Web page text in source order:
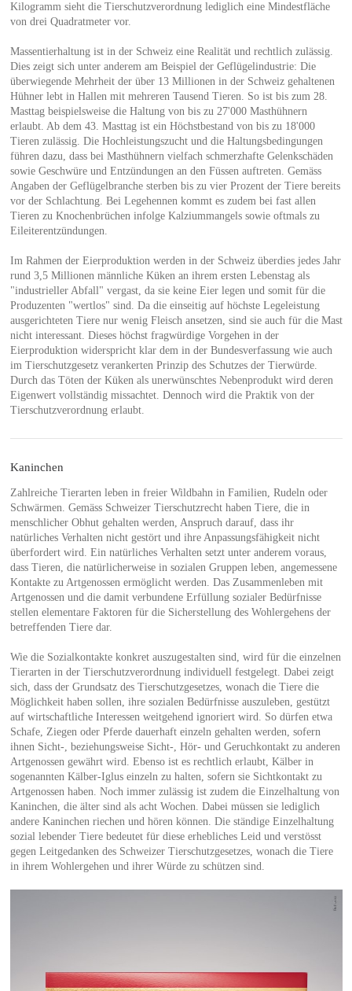
Kilogramm sieht die Tierschutzverordnung lediglich eine Mindestfläche
von drei Quadratmeter vor.
Massentierhaltung ist in der Schweiz eine Realität und rechtlich zulässig.
Dies zeigt sich unter anderem am Beispiel der Geflügelindustrie: Die
überwiegende Mehrheit der über 13 Millionen in der Schweiz gehaltenen
Hühner lebt in Hallen mit mehreren Tausend Tieren. So ist bis zum 28.
Masttag beispielsweise die Haltung von bis zu 27'000 Masthühnern
erlaubt. Ab dem 43. Masttag ist ein Höchstbestand von bis zu 18'000
Tieren zulässig. Die Hochleistungszucht und die Haltungsbedingungen
führen dazu, dass bei Masthühnern vielfach schmerzhafte Gelenkschäden
sowie Geschwüre und Entzündungen an den Füssen auftreten. Gemäss
Angaben der Geflügelbranche sterben bis zu vier Prozent der Tiere bereits
vor der Schlachtung. Bei Legehennen kommt es zudem bei fast allen
Tieren zu Knochenbrüchen infolge Kalziummangels sowie oftmals zu
Eileiterentzündungen.
Im Rahmen der Eierproduktion werden in der Schweiz überdies jedes Jahr
rund 3,5 Millionen männliche Küken an ihrem ersten Lebenstag als
"industrieller Abfall" vergast, da sie keine Eier legen und somit für die
Produzenten "wertlos" sind. Da die einseitig auf höchste Legeleistung
ausgerichteten Tiere nur wenig Fleisch ansetzen, sind sie auch für die Mast
nicht interessant. Dieses höchst fragwürdige Vorgehen in der
Eierproduktion widerspricht klar dem in der Bundesverfassung wie auch
im Tierschutzgesetz verankerten Prinzip des Schutzes der Tierwürde.
Durch das Töten der Küken als unerwünschtes Nebenprodukt wird deren
Eigenwert vollständig missachtet. Dennoch wird die Praktik von der
Tierschutzverordnung erlaubt.
Kaninchen
Zahlreiche Tierarten leben in freier Wildbahn in Familien, Rudeln oder
Schwärmen. Gemäss Schweizer Tierschutzrecht haben Tiere, die in
menschlicher Obhut gehalten werden, Anspruch darauf, dass ihr
natürliches Verhalten nicht gestört und ihre Anpassungsfähigkeit nicht
überfordert wird. Ein natürliches Verhalten setzt unter anderem voraus,
dass Tieren, die natürlicherweise in sozialen Gruppen leben, angemessene
Kontakte zu Artgenossen ermöglicht werden. Das Zusammenleben mit
Artgenossen und die damit verbundene Erfüllung sozialer Bedürfnisse
stellen elementare Faktoren für die Sicherstellung des Wohlergehens der
betreffenden Tiere dar.
Wie die Sozialkontakte konkret auszugestalten sind, wird für die einzelnen
Tierarten in der Tierschutzverordnung individuell festgelegt. Dabei zeigt
sich, dass der Grundsatz des Tierschutzgesetzes, wonach die Tiere die
Möglichkeit haben sollen, ihre sozialen Bedürfnisse auszuleben, gestützt
auf wirtschaftliche Interessen weitgehend ignoriert wird. So dürfen etwa
Schafe, Ziegen oder Pferde dauerhaft einzeln gehalten werden, sofern
ihnen Sicht-, beziehungsweise Sicht-, Hör- und Geruchkontakt zu anderen
Artgenossen gewährt wird. Ebenso ist es rechtlich erlaubt, Kälber in
sogenannten Kälber-Iglus einzeln zu halten, sofern sie Sichtkontakt zu
Artgenossen haben. Noch immer zulässig ist zudem die Einzelhaltung von
Kaninchen, die älter sind als acht Wochen. Dabei müssen sie lediglich
andere Kaninchen riechen und hören können. Die ständige Einzelhaltung
sozial lebender Tiere bedeutet für diese erhebliches Leid und verstösst
gegen Leitgedanken des Schweizer Tierschutzgesetzes, wonach die Tiere
in ihrem Wohlergehen und ihrer Würde zu schützen sind.